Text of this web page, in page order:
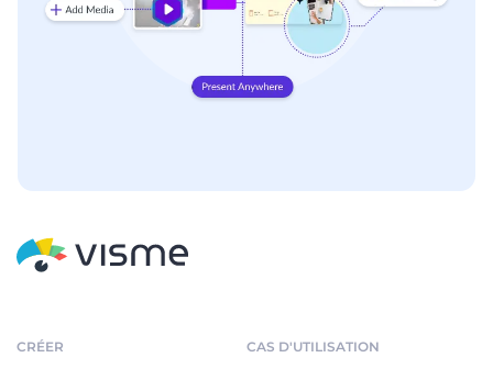
CRÉER CAS D'UTILISATION